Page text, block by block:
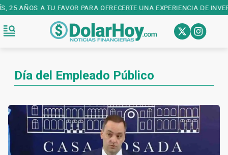
AÑOS A TU FAVOR PARA OFRECERTE UNA EXPERIENCIA DE
Día del Empleado Público